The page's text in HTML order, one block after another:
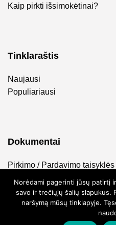
Kaip pirkti išsimokėtinai?
Tinklaraštis
Naujausi
Populiariausi
Dokumentai
Pirkimo / Pardavimo taisyklės
Privatumo politika
Norėdami pagerinti jūsų patirtį
savo ir trečiųjų šalių slapukus.
naršymą mūsų tinklapyje.